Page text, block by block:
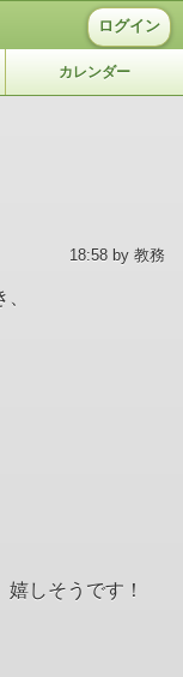
ログイン
カレンダー
18:58 by 教務
しそうです！